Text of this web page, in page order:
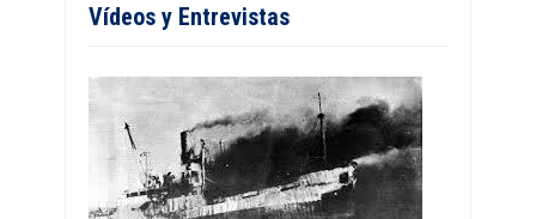
Vídeos y Entrevistas